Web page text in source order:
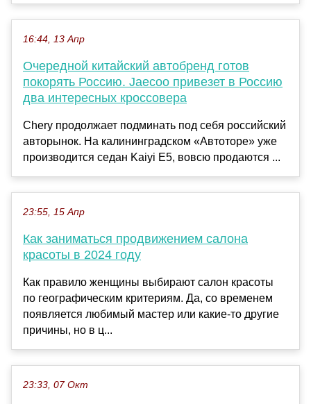
16:44, 13 Апр
Очередной китайский автобренд готов
покорять Россию. Jaecoo привезет в Россию
два интересных кроссовера
Chery продолжает подминать под себя российский
авторынок. На калининградском «Автоторе» уже
производится седан Kaiyi E5, вовсю продаются ...
23:55, 15 Апр
Как заниматься продвижением салона
красоты в 2024 году
Как правило женщины выбирают салон красоты
по географическим критериям. Да, со временем
появляется любимый мастер или какие-то другие
причины, но в ц...
23:33, 07 Окт